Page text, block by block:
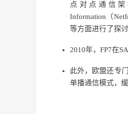
点对点通信架
Information（
等方面进行了探讨
2010年，FP7在
此外，欧盟还专
单播通信模式，